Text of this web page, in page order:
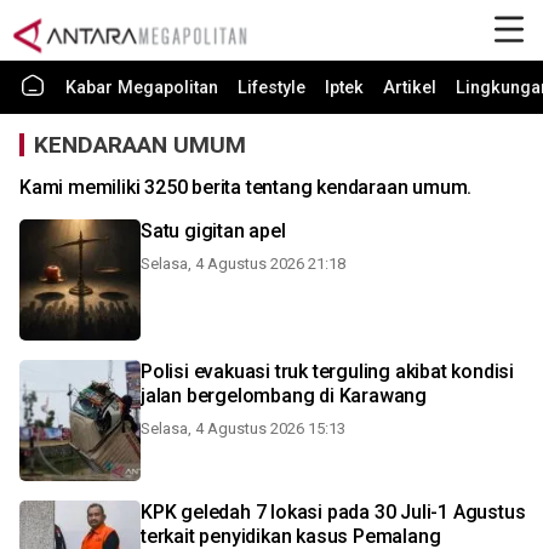
Kabar Megapolitan Lifestyle Iptek Artikel
KENDARAAN UMUM
Kami memiliki 3250 berita tentang kendaraan umum.
Satu gigitan apel
Selasa, 4 Agustus 2026 21:18
Polisi evakuasi truk terguling akibat kondisi
jalan bergelombang di Karawang
Selasa, 4 Agustus 2026 15:13
KPK geledah 7 lokasi pada 30 Juli-1 Agustus
terkait penyidikan kasus Pemalang